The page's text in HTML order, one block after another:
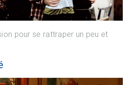
pour se rattraper un peu et